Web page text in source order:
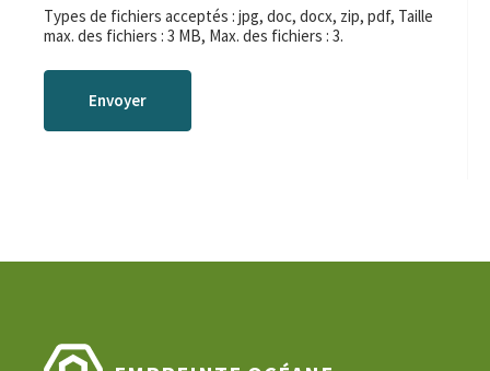
Types de fichiers acceptés : jpg, doc, docx, zip, pdf, Taille
max. des fichiers : 3 MB, Max. des fichiers : 3.